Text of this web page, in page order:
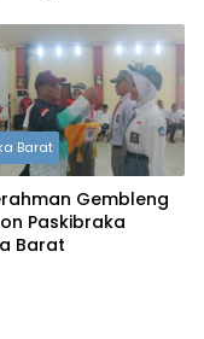
Barat
Gembleng
Paskibraka
Barat